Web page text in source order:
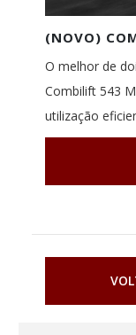
(NOVO)
O melhor de
Combilift 543
utilização